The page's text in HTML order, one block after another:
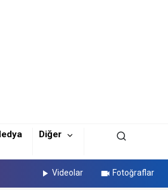
Diğer
Videolar Fotoğraflar